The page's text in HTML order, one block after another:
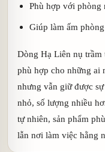
Phù hợp với phòng
Giúp làm ấm
Dòng Hạ Liên nụ
phù hợp cho những ai
nhưng vẫn giữ được
nhỏ, số lượng nhiều
tự nhiên, sản phẩm
lẫn nơi làm việc hằng